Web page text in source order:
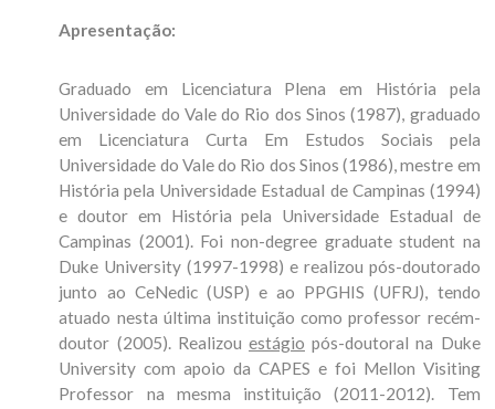
Apresentação:
Graduado em Licenciatura Plena em História pela
Universidade do Vale do Rio dos Sinos (1987), graduado
em Licenciatura Curta Em Estudos Sociais pela
Universidade do Vale do Rio dos Sinos (1986), mestre em
História pela Universidade Estadual de Campinas (1994)
e doutor em História pela Universidade Estadual de
Campinas (2001). Foi non-degree graduate student na
Duke University (1997-1998) e realizou pós-doutorado
junto ao CeNedic (USP) e ao PPGHIS (UFRJ), tendo
atuado nesta última instituição como professor recém-
doutor (2005). Realizou estágio pós-doutoral na Duke
University com apoio da CAPES e foi Mellon Visiting
Professor na mesma instituição (2011-2012). Tem